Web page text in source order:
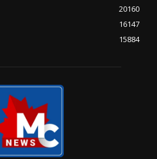
20160
16147
15884